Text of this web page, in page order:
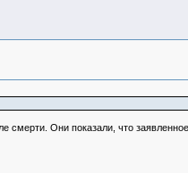
Они показали, что